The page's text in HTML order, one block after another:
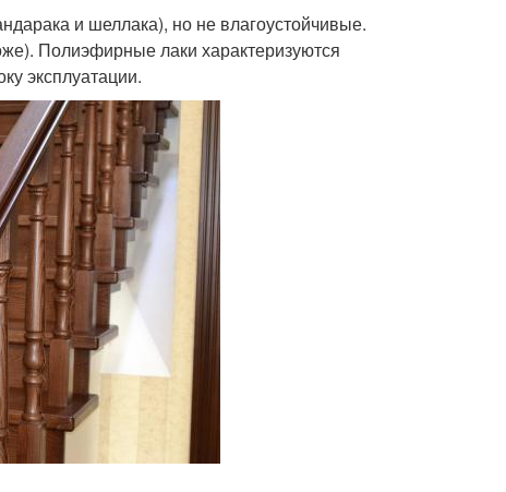
и шеллака), но не влагоустойчивые.
Полиэфирные лаки характеризуются
эксплуатации.